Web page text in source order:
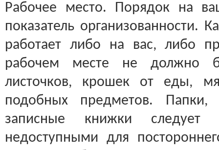
Рабочее место. Порядок на
показатель
работает либо на вас, либо
рабочем месте не должно
листочков, крошек от еды,
подобных предметов.
записные книжки следует
недоступными для